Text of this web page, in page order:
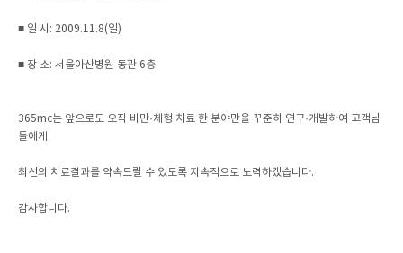
■ 일 시: 2009.11.8(일)
■ 장 소: 서울아산병원 동관 6층
365mc는 앞으로도 오직 비만·체형 치료 한 분야만을 꾸준히 연구·개발하여 고객님
들에게
최선의 치료결과를 약속드릴 수 있도록 지속적으로 노력하겠습니다.
감사합니다.